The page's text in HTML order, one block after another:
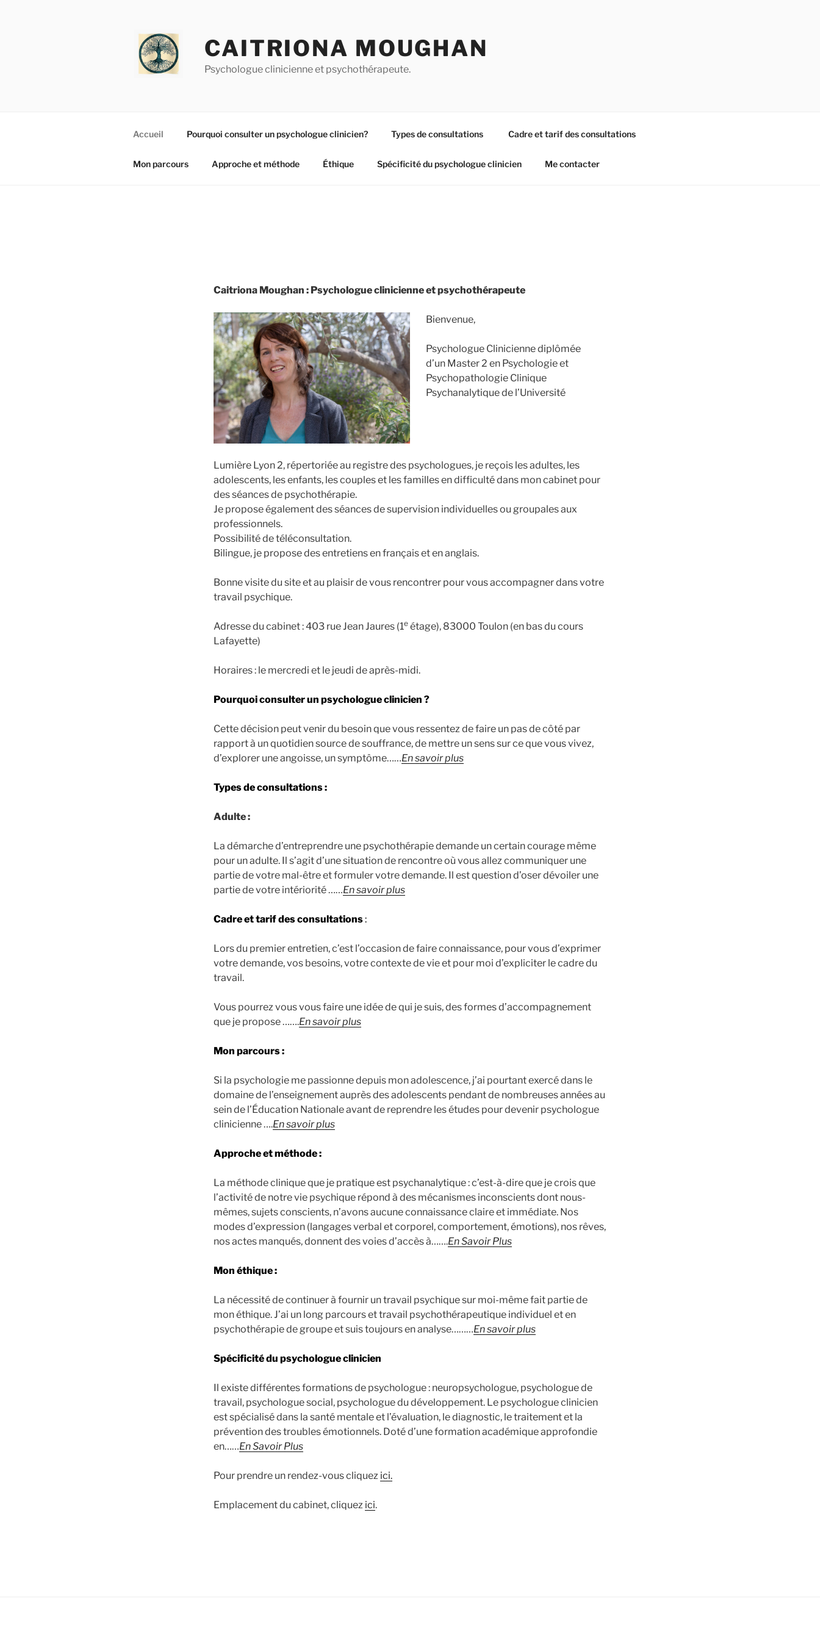
CAITRIONA MOUGHAN
Psychologue clinicienne et psychothérapeute.
Accueil Pourquoi consulter un psychologue clinicien? Types de consultations Cadre et tarif des consultations
Mon parcours Approche et méthode Éthique Spécificité du psychologue clinicien Me contacter
Caitriona Moughan : Psychologue clinicienne et psychothérapeute
Bienvenue,
Psychologue Clinicienne diplômée
d’un Master 2 en Psychologie et
Psychopathologie Clinique
Psychanalytique de l’Université
Lumière Lyon 2, répertoriée au registre des psychologues, je reçois les adultes, les
adolescents, les enfants, les couples et les familles en difficulté dans mon cabinet pour
des séances de psychothérapie.
Je propose également des séances de supervision individuelles ou groupales aux
professionnels.
Possibilité de téléconsultation.
Bilingue, je propose des entretiens en français et en anglais.
Bonne visite du site et au plaisir de vous rencontrer pour vous accompagner dans votre
travail psychique.
Adresse du cabinet : 403 rue Jean Jaures (1e étage), 83000 Toulon (en bas du cours
Lafayette)
Horaires : le mercredi et le jeudi de après-midi.
Pourquoi consulter un psychologue clinicien ?
Cette décision peut venir du besoin que vous ressentez de faire un pas de côté par
rapport à un quotidien source de souffrance, de mettre un sens sur ce que vous vivez,
d’explorer une angoisse, un symptôme……En savoir plus
Types de consultations :
Adulte :
La démarche d’entreprendre une psychothérapie demande un certain courage même
pour un adulte. Il s’agit d’une situation de rencontre où vous allez communiquer une
partie de votre mal-être et formuler votre demande. Il est question d’oser dévoiler une
partie de votre intériorité ……En savoir plus
Cadre et tarif des consultations:
Lors du premier entretien, c’est l’occasion de faire connaissance, pour vous d’exprimer
votre demande, vos besoins, votre contexte de vie et pour moi d’expliciter le cadre du
travail.
Vous pourrez vous vous faire une idée de qui je suis, des formes d’accompagnement
que je propose …….En savoir plus
Mon parcours :
Si la psychologie me passionne depuis mon adolescence, j’ai pourtant exercé dans le
domaine de l’enseignement auprès des adolescents pendant de nombreuses années au
sein de l’Éducation Nationale avant de reprendre les études pour devenir psychologue
clinicienne ….En savoir plus
Approche et méthode :
La méthode clinique que je pratique est psychanalytique : c’est-à-dire que je crois que
l’activité de notre vie psychique répond à des mécanismes inconscients dont nous-
mêmes, sujets conscients, n’avons aucune connaissance claire et immédiate. Nos
modes d’expression (langages verbal et corporel, comportement, émotions), nos rêves,
nos actes manqués, donnent des voies d’accès à…….En Savoir Plus
Mon éthique :
La nécessité de continuer à fournir un travail psychique sur moi-même fait partie de
mon éthique. J’ai un long parcours et travail psychothérapeutique individuel et en
psychothérapie de groupe et suis toujours en analyse………En savoir plus
Spécificité du psychologue clinicien
Il existe différentes formations de psychologue : neuropsychologue, psychologue de
travail, psychologue social, psychologue du développement. Le psychologue clinicien
est spécialisé dans la santé mentale et l’évaluation, le diagnostic, le traitement et la
prévention des troubles émotionnels. Doté d’une formation académique approfondie
en……En Savoir Plus
Pour prendre un rendez-vous cliquez ici.
Emplacement du cabinet, cliquez ici.